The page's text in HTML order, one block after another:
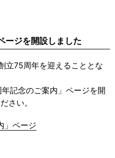
ージを開設しました
立75周年を迎えることとな
記念のご案内」ページを開
さい。
」ページ